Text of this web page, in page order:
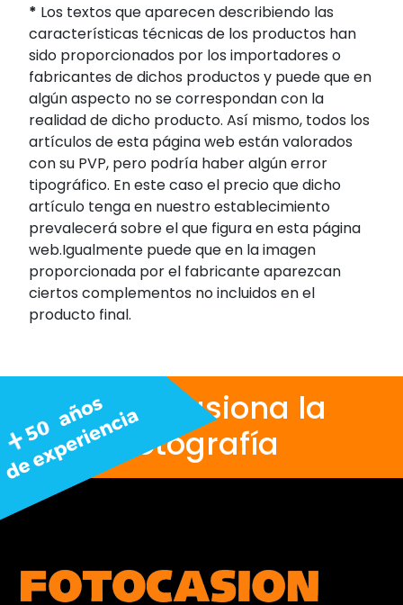
* Los textos que aparecen describiendo las
características técnicas de los productos han
sido proporcionados por los importadores o
fabricantes de dichos productos y puede que en
algún aspecto no se correspondan con la
realidad de dicho producto. Así mismo, todos los
artículos de esta página web están valorados
con su PVP, pero podría haber algún error
tipográfico. En este caso el precio que dicho
artículo tenga en nuestro establecimiento
prevalecerá sobre el que figura en esta página
web.Igualmente puede que en la imagen
proporcionada por el fabricante aparezcan
ciertos complementos no incluidos en el
producto final.
Nos apasiona la
fotografía